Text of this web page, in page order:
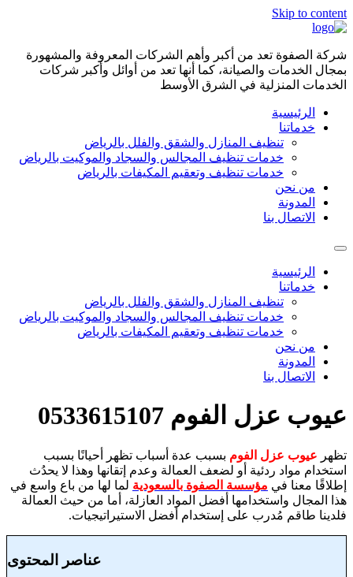
Skip to content
شركة الصفوة تعد من أكبر وأهم الشركات المعروفة والمشهورة
بمجال الخدمات والصيانة، كما أنها تعد من أوائل وأكبر شركات
الخدمات المنزلية في الشرق الأوسط
الرئيسية
خدماتنا
تنظيف المنازل والشقق والفلل بالرياض
خدمات تنظيف المجالس والسجاد والموكيت بالرياض
خدمات تنظيف وتعقيم المكيفات بالرياض
من نحن
المدونة
الاتصال بنا
الرئيسية
خدماتنا
تنظيف المنازل والشقق والفلل بالرياض
خدمات تنظيف المجالس والسجاد والموكيت بالرياض
خدمات تنظيف وتعقيم المكيفات بالرياض
من نحن
المدونة
الاتصال بنا
عيوب عزل الفوم 0533615107
تظهر عيوب عزل الفوم بسبب عدة أسباب تظهر أحيانًا بسبب
استخدام مواد ردئية أو لضعف العمالة وعدم إتقانها وهذا لا يحدُث
إطلاقًا معنا في مؤسسة الصفوة بالسعودية لما لها من باع واسع في
هذا المجال واستخدامها أفضل المواد العازلة، أما من حيث العمالة
فلدينا طاقم مُدرب على إستخدام أفضل الاستيراتيجيات.
عناصر المحتوى